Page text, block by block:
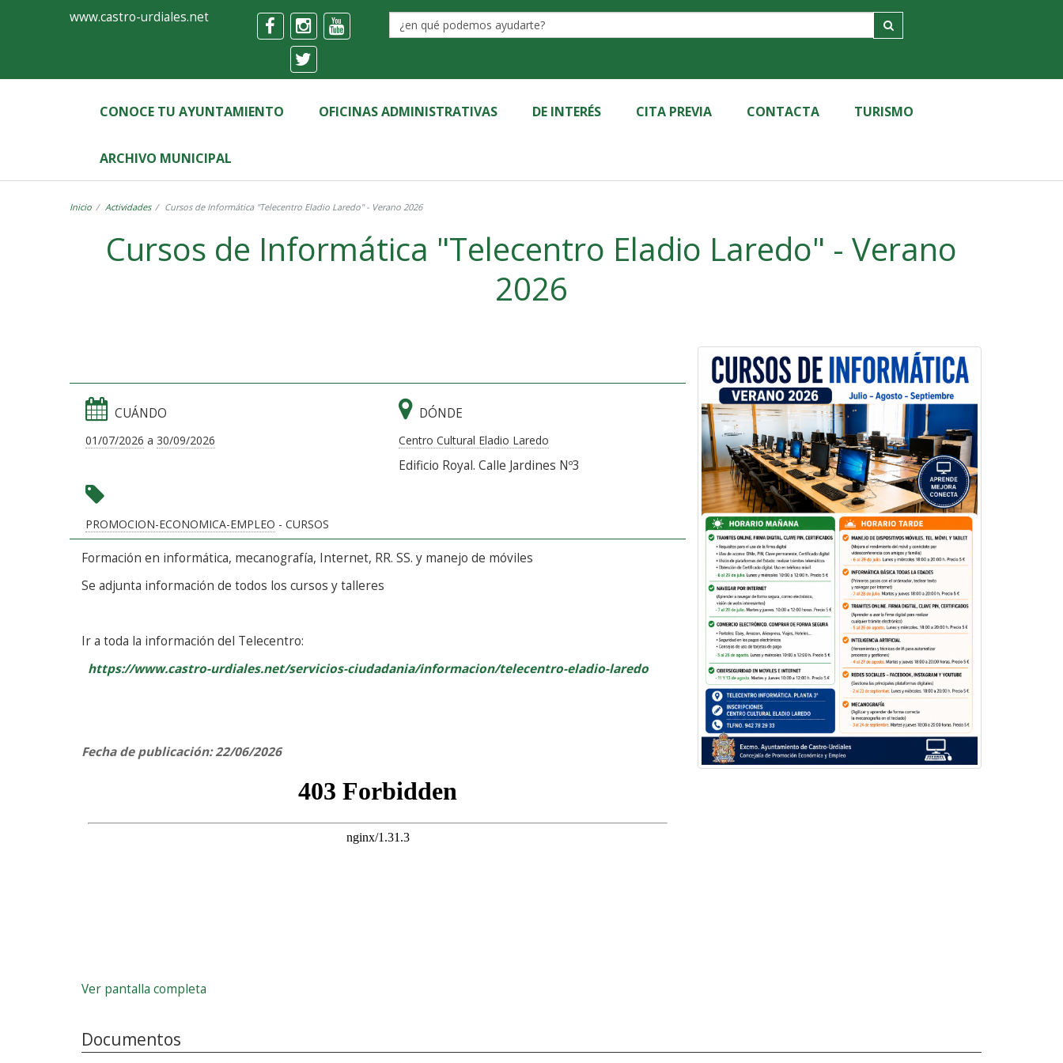
FormularioAyuntamiento
Castro-
Urdiales
www.castro-urdiales.net
CONOCE TU AYUNTAMIENTO OFICINAS ADMINISTRATIVAS DE INTERÉS CITA PREVIA CONTACTA TURISMO
ARCHIVO MUNICIPAL
Inicio Actividades Cursos de Informática "Telecentro Eladio Laredo" - Verano 2026
Cursos de Informática "Telecentro Eladio Laredo" - Verano
2026
CUÁNDO
01/07/2026 a 30/09/2026
DÓNDE
Centro Cultural Eladio Laredo
Edificio Royal. Calle Jardines Nº3
PROMOCION-ECONOMICA-EMPLEO - CURSOS
Formación en informática, mecanografía, Internet, RR. SS. y manejo de móviles
Se adjunta información de todos los cursos y talleres
Ir a toda la información del Telecentro:
https://www.castro-urdiales.net/servicios-ciudadania/informacion/telecentro-eladio-laredo
Fecha de publicación: 22/06/2026
Ver pantalla completa
Documentos